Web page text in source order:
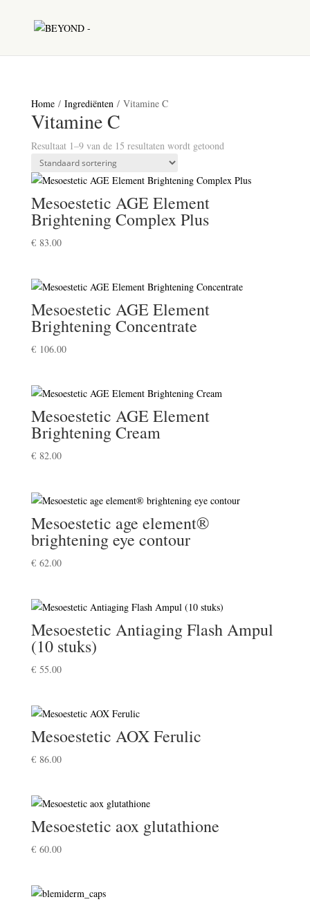
Home/ Ingrediënten/ Vitamine C
Vitamine C
Resultaat 1–9 van de 15 resultaten wordt getoond
Mesoestetic AGE Element
Brightening Complex Plus
€83.00
Mesoestetic AGE Element
Brightening Concentrate
€106.00
Mesoestetic AGE Element
Brightening Cream
€82.00
Mesoestetic age element®
brightening eye contour
€62.00
Mesoestetic Antiaging Flash Ampul
(10 stuks)
€55.00
Mesoestetic AOX Ferulic
€86.00
Mesoestetic aox glutathione
€60.00